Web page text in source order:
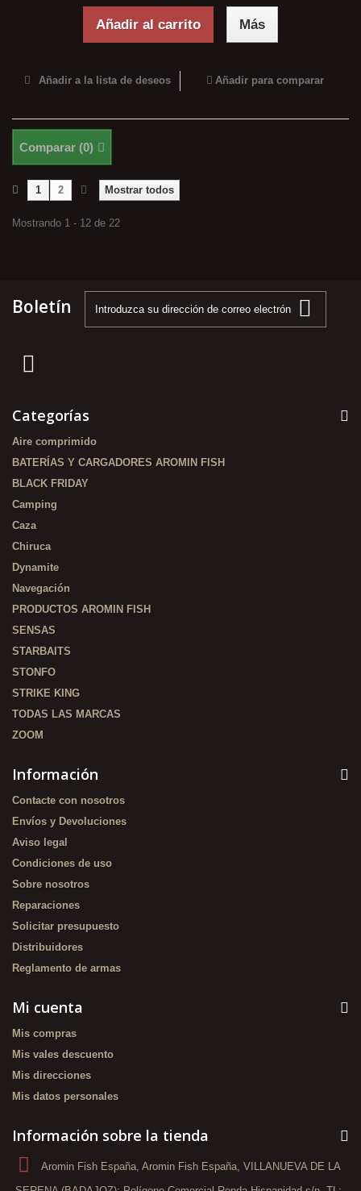
Añadir al carrito Más
Añadir a la lista de deseos Añadir para comparar
Comparar (0)
Mostrar todos
1 2
Mostrando 1 - 12 de 22
Boletín
Categorías
Aire comprimido
BATERÍAS Y CARGADORES AROMIN FISH
BLACK FRIDAY
Camping
Caza
Chiruca
Dynamite
Navegación
PRODUCTOS AROMIN FISH
SENSAS
STARBAITS
STONFO
STRIKE KING
TODAS LAS MARCAS
ZOOM
Información
Contacte con nosotros
Envíos y Devoluciones
Aviso legal
Condiciones de uso
Sobre nosotros
Reparaciones
Solicitar presupuesto
Distribuidores
Reglamento de armas
Mi cuenta
Mis compras
Mis vales descuento
Mis direcciones
Mis datos personales
Información sobre la tienda
Aromin Fish España, Aromin Fish España, VILLANUEVA DE LA